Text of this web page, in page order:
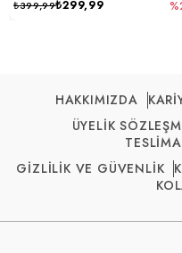
₺299,99
₺399,99
HAKKIMIZDA
ÜYELİK
GİZLİLİK VE GÜVENLİK